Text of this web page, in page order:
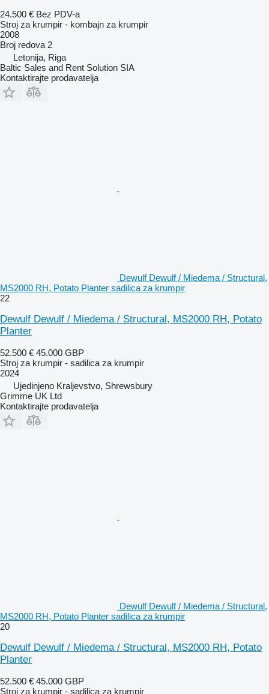
24.500 € Bez PDV-a
Stroj za krumpir - kombajn za krumpir
2008
Broj redova 2
Letonija, Riga
Baltic Sales and Rent Solution SIA
Kontaktirajte prodavatelja
Dewulf Dewulf / Miedema / Structural,
MS2000 RH, Potato Planter sadilica za krumpir
22
Dewulf Dewulf / Miedema / Structural, MS2000 RH, Potato
Planter
52.500 € 45.000 GBP
Stroj za krumpir - sadilica za krumpir
2024
Ujedinjeno Kraljevstvo, Shrewsbury
Grimme UK Ltd
Kontaktirajte prodavatelja
Dewulf Dewulf / Miedema / Structural,
MS2000 RH, Potato Planter sadilica za krumpir
20
Dewulf Dewulf / Miedema / Structural, MS2000 RH, Potato
Planter
52.500 € 45.000 GBP
Stroj za krumpir - sadilica za krumpir